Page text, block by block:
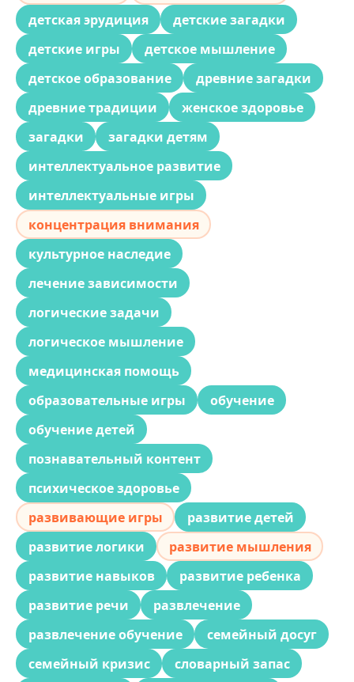
детская эрудиция
детские загадки
детские игры
детское мышление
детское образование
древние загадки
древние традиции
женское здоровье
загадки
загадки детям
интеллектуальное развитие
интеллектуальные игры
концентрация внимания
культурное наследие
лечение зависимости
логические задачи
логическое мышление
медицинская помощь
образовательные игры
обучение
обучение детей
познавательный контент
психическое здоровье
развивающие игры
развитие детей
развитие логики
развитие мышления
развитие навыков
развитие ребенка
развитие речи
развлечение
развлечение обучение
семейный досуг
семейный кризис
словарный запас